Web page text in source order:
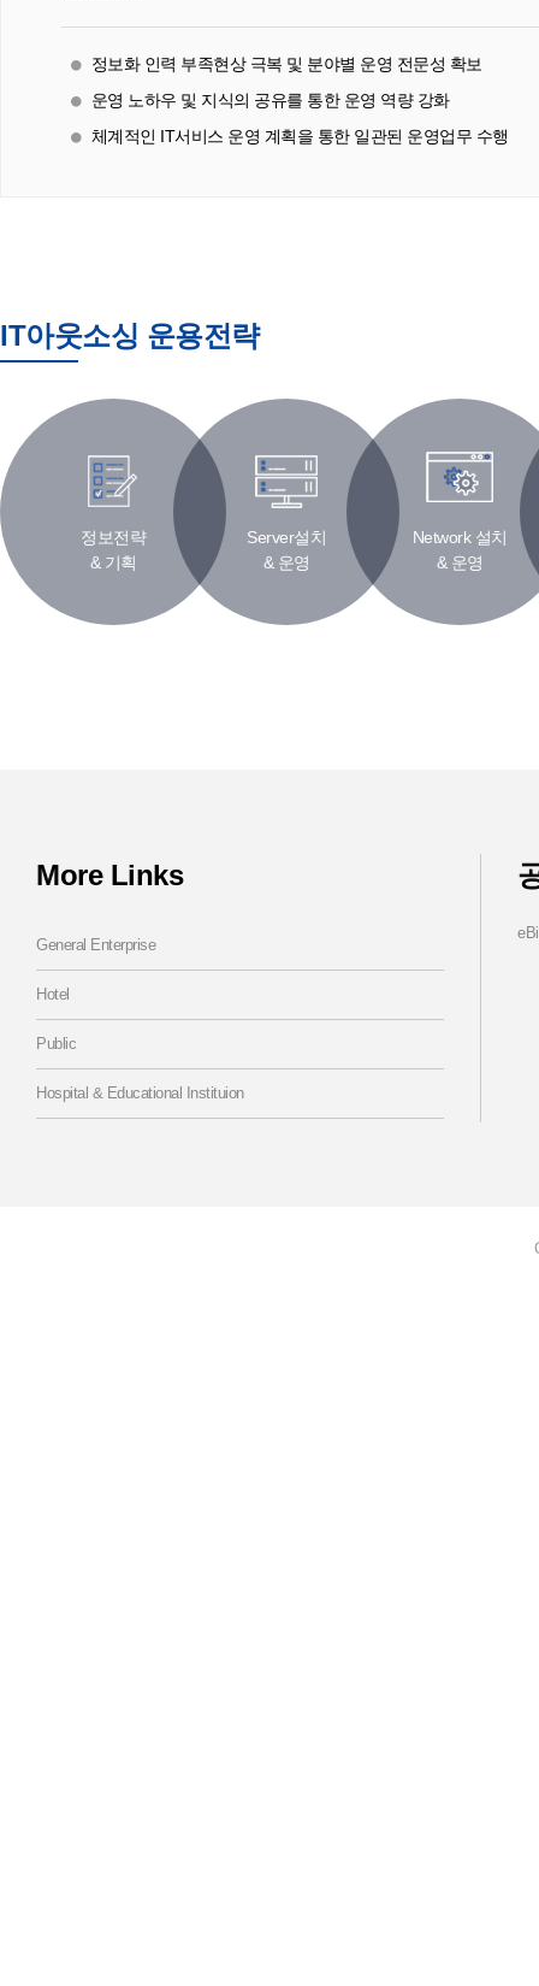
정보화 인력 부족현상 극복 및 분야별 운영 전문성 확보
운영 노하우 및 지식의 공유를 통한 운영 역량 강화
체계적인 IT서비스 운영 계획을 통한 일관된 운영업무 수행
IT아웃소싱 운용전략
정보전략
& 기획
Server설치
& 운영
Network 설치
& 운영
More Links
General Enterprise
Hotel
Public
Hospital & Educational Instituion